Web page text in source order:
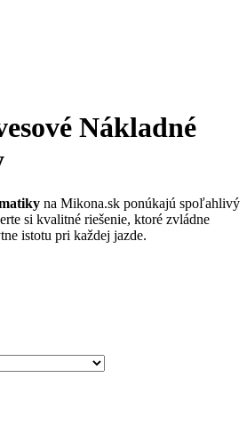
Nákladné
na Mikona.sk ponúkajú spoľahlivý
si kvalitné riešenie, ktoré zvládne
istotu pri každej jazde.